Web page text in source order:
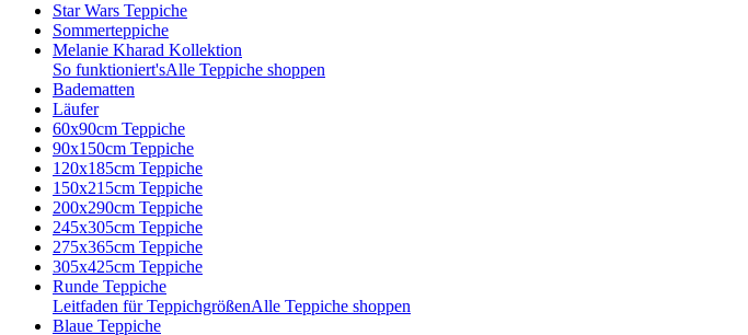
Star Wars Teppiche
Sommerteppiche
Melanie Kharad Kollektion
So funktioniert'sAlle Teppiche shoppen
Badematten
Läufer
60x90cm Teppiche
90x150cm Teppiche
120x185cm Teppiche
150x215cm Teppiche
200x290cm Teppiche
245x305cm Teppiche
275x365cm Teppiche
305x425cm Teppiche
Runde Teppiche
Leitfaden für TeppichgrößenAlle Teppiche shoppen
Blaue Teppiche